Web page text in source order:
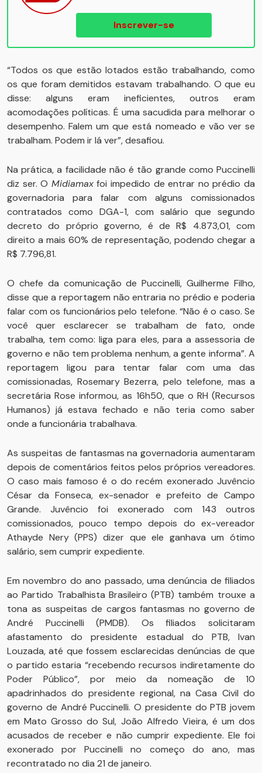
Inscrever-se
“Todos os que estão lotados estão trabalhando, como
os que foram demitidos estavam trabalhando. O que eu
disse: alguns eram ineficientes, outros eram
acomodações políticas. É uma sacudida para melhorar o
desempenho. Falem um que está nomeado e vão ver se
trabalham. Podem ir lá ver”, desafiou.
Na prática, a facilidade não é tão grande como Puccinelli
diz ser. O Midiamaxfoi impedido de entrar no prédio da
governadoria para falar com alguns comissionados
contratados como DGA-1, com salário que segundo
decreto do próprio governo, é de R$ 4.873,01, com
direito a mais 60% de representação, podendo chegar a
R$ 7.796,81.
O chefe da comunicação de Puccinelli, Guilherme Filho,
disse que a reportagem não entraria no prédio e poderia
falar com os funcionários pelo telefone. “Não é o caso. Se
você quer esclarecer se trabalham de fato, onde
trabalha, tem como: liga para eles, para a assessoria de
governo e não tem problema nenhum, a gente informa”. A
reportagem ligou para tentar falar com uma das
comissionadas, Rosemary Bezerra, pelo telefone, mas a
secretária Rose informou, as 16h50, que o RH (Recursos
Humanos) já estava fechado e não teria como saber
onde a funcionária trabalhava.
As suspeitas de fantasmas na governadoria aumentaram
depois de comentários feitos pelos próprios vereadores.
O caso mais famoso é o do recém exonerado Juvêncio
César da Fonseca, ex-senador e prefeito de Campo
Grande. Juvêncio foi exonerado com 143 outros
comissionados, pouco tempo depois do ex-vereador
Athayde Nery (PPS) dizer que ele ganhava um ótimo
salário, sem cumprir expediente.
Em novembro do ano passado, uma denúncia de filiados
ao Partido Trabalhista Brasileiro (PTB) também trouxe a
tona as suspeitas de cargos fantasmas no governo de
André Puccinelli (PMDB). Os filiados solicitaram
afastamento do presidente estadual do PTB, Ivan
Louzada, até que fossem esclarecidas denúncias de que
o partido estaria “recebendo recursos indiretamente do
Poder Público”, por meio da nomeação de 10
apadrinhados do presidente regional, na Casa Civil do
governo de André Puccinelli. O presidente do PTB jovem
em Mato Grosso do Sul, João Alfredo Vieira, é um dos
acusados de receber e não cumprir expediente. Ele foi
exonerado por Puccinelli no começo do ano, mas
recontratado no dia 21 de janeiro.